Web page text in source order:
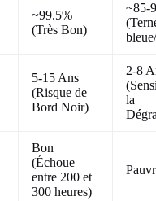
~99.5%
(Très Bon)
~85-
5-15 Ans
(Risque de
Bord Noir)
2-8
la
Bon
(Échoue
entre 200 et
300 heures)